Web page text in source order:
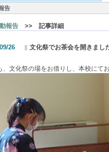
告
報告 >> 記事詳細
26 文化祭でお茶会を開きまし
、文化祭の場をお借りし、本校にて